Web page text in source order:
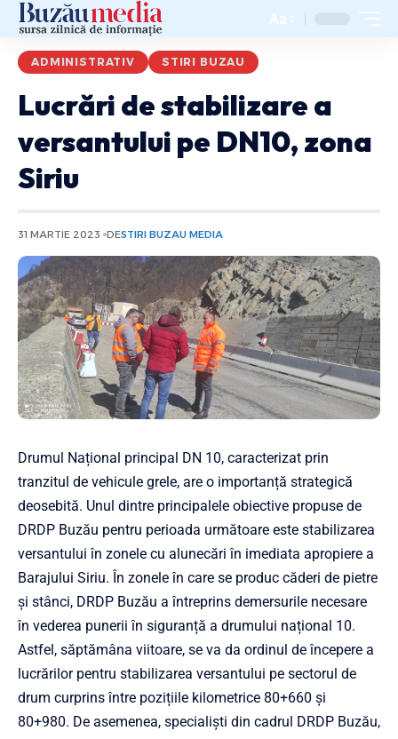
Aa
ADMINISTRATIV STIRI BUZAU
Lucrări de stabilizare a
versantului pe DN10, zona
Siriu
31 MARTIE 2023 DESTIRI BUZAU MEDIA
Drumul Național principal DN 10, caracterizat prin
tranzitul de vehicule grele, are o importanță strategică
deosebită. Unul dintre principalele obiective propuse de
DRDP Buzău pentru perioada următoare este stabilizarea
versantului în zonele cu alunecări în imediata apropiere a
Barajului Siriu. În zonele în care se produc căderi de pietre
și stânci, DRDP Buzău a întreprins demersurile necesare
în vederea punerii în siguranță a drumului național 10.
Astfel, săptămâna viitoare, se va da ordinul de începere a
lucrărilor pentru stabilizarea versantului pe sectorul de
drum curprins între pozițiile kilometrice 80+660 și
80+980. De asemenea, specialiști din cadrul DRDP Buzău,